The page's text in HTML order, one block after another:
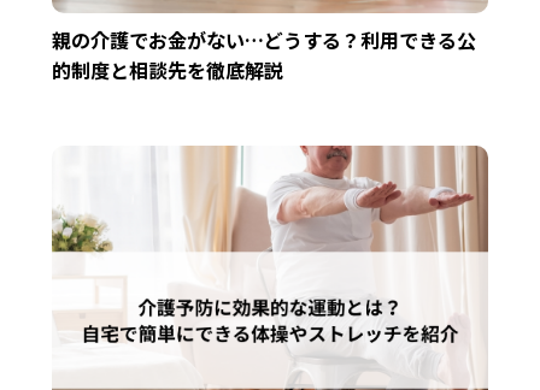
親の介護でお金がない…どうする？利用できる公
的制度と相談先を徹底解説